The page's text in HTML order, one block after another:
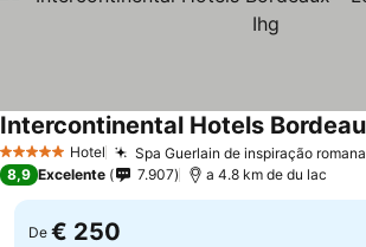
5 Estrelas Hotel Spa Guerlain de inspiração romana
8,9 Excelente 7.907 a 4.8 km de du lac
De € 250